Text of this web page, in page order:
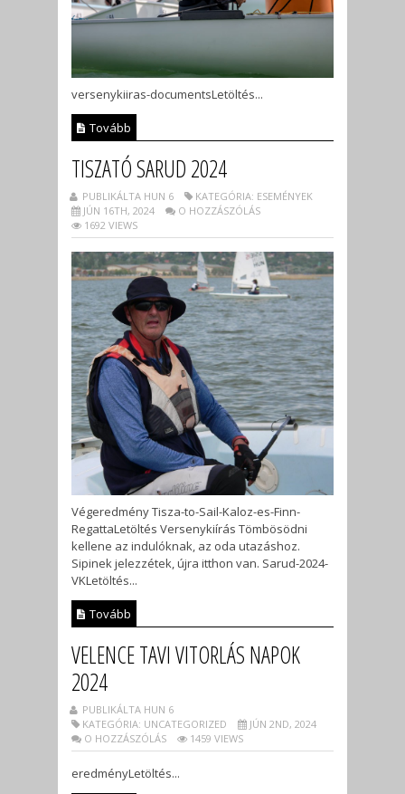
versenykiiras-documentsLetöltés...
Tovább
TISZATÓ SARUD 2024
PUBLIKÁLTA HUN 6
KATEGÓRIA: ESEMÉNYEK
JÚN 16TH, 2024
O HOZZÁSZÓLÁS
1692 VIEWS
Végeredmény Tisza-to-Sail-Kaloz-es-Finn-
RegattaLetöltés Versenykiírás Tömbösödni
kellene az indulóknak, az oda utazáshoz.
Sipinek jelezzétek, újra itthon van. Sarud-2024-
VKLetöltés...
Tovább
VELENCE TAVI VITORLÁS NAPOK
2024
PUBLIKÁLTA HUN 6
KATEGÓRIA: UNCATEGORIZED
JÚN 2ND, 2024
O HOZZÁSZÓLÁS
1459 VIEWS
eredményLetöltés...